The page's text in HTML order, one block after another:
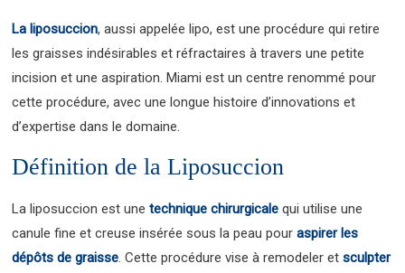
La liposuccion, aussi appelée lipo, est une procédure qui retire
les graisses indésirables et réfractaires à travers une petite
incision et une aspiration. Miami est un centre renommé pour
cette procédure, avec une longue histoire d’innovations et
d’expertise dans le domaine.
Définition de la Liposuccion
La liposuccion est unetechnique chirurgicale qui utilise une
canule fine et creuse insérée sous la peau pouraspirer les
dépôts de graisse. Cette procédure vise à remodeler etsculpter